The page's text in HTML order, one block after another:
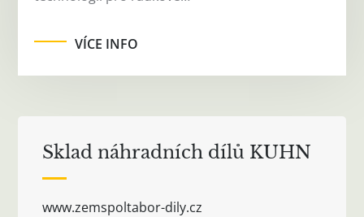
VÍCE INFO
Sklad náhradních dílů KUHN
www.zemspoltabor-dily.cz